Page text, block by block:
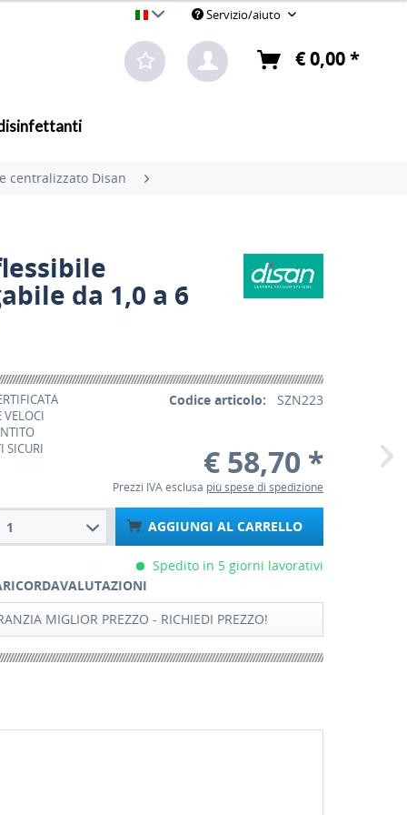
Attrezzi per la pulizia professionale all'ingrosso
Servizio/aiuto
€ 0,00 *
centralizzato Disan
da 1,0 a 6
VELOCI
SICURI
Codice articolo: SZN223
€ 58,70 *
Prezzi IVA esclusa più spese di spedizione
1 AGGIUNGI AL CARRELLO
Spedito in 5 giorni lavorativi
RICORDAVALUTAZIONI
MIGLIOR PREZZO - RICHIEDI PREZZO!